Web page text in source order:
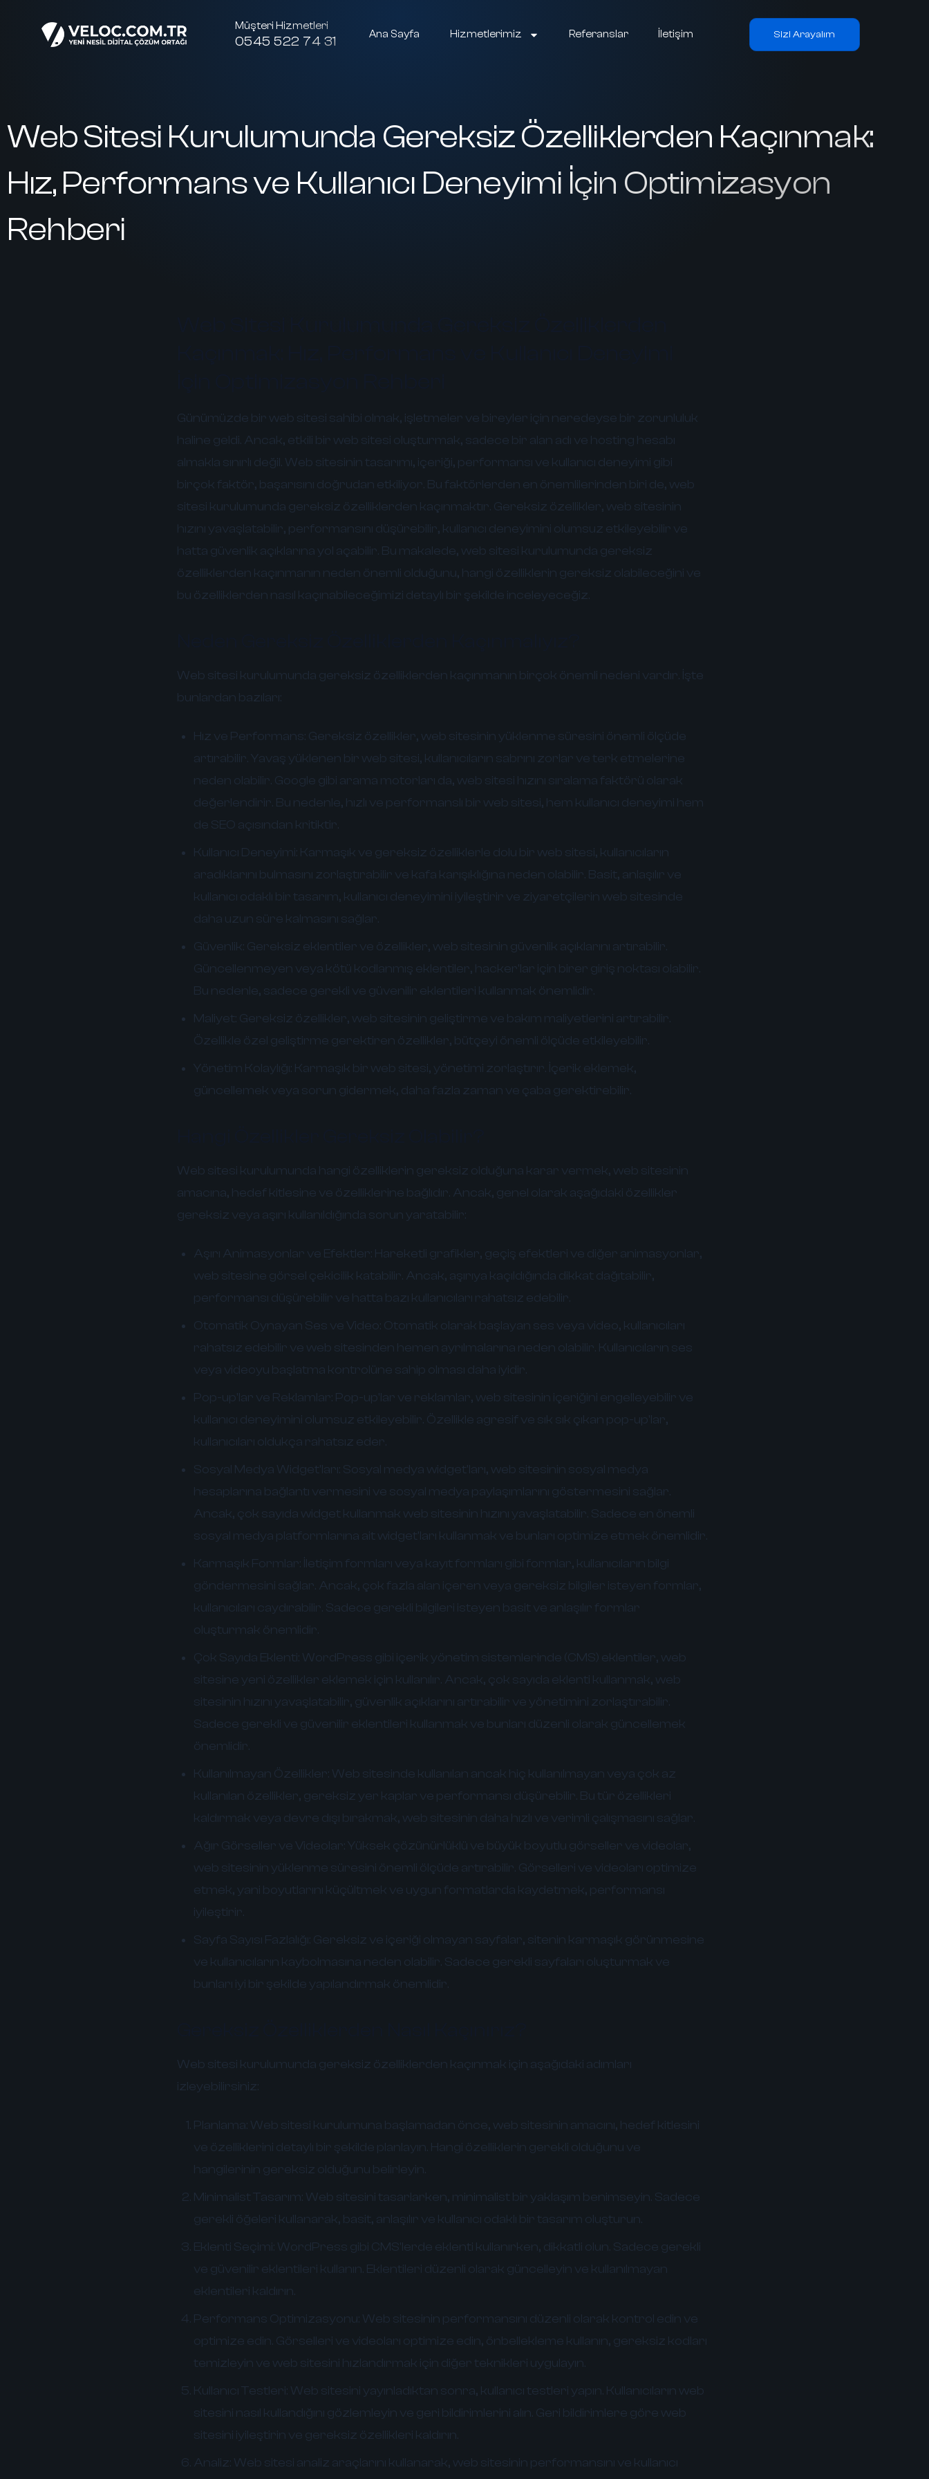
Müşteri Hizmetleri
0545 522 74 31 Ana Sayfa Hizmetlerimiz Referanslar İletişim Sizi Arayalım
Web Sitesi Kurulumunda Gereksiz Özelliklerden Kaçınmak:
Hız, Performans ve Kullanıcı Deneyimi İçin Optimizasyon
Rehberi
Günümüzde bir web sitesi sahibi olmak, işletmeler ve bireyler için neredeyse bir zorunluluk
haline geldi. Ancak, etkili bir web sitesi oluşturmak, sadece bir alan adı ve hosting hesabı
almakla sınırlı değil. Web sitesinin tasarımı, içeriği, performansı ve kullanıcı deneyimi gibi
birçok faktör, başarısını doğrudan etkiliyor. Bu faktörlerden en önemlilerinden biri de, web
sitesi kurulumunda gereksiz özelliklerden kaçınmaktır. Gereksiz özellikler, web sitesinin
hızını yavaşlatabilir, performansını düşürebilir, kullanıcı deneyimini olumsuz etkileyebilir ve
hatta güvenlik açıklarına yol açabilir. Bu makalede, web sitesi kurulumunda gereksiz
özelliklerden kaçınmanın neden önemli olduğunu, hangi özelliklerin gereksiz olabileceğini ve
bu özelliklerden nasıl kaçınabileceğimizi detaylı bir şekilde inceleyeceğiz.
Web sitesi kurulumunda gereksiz özelliklerden kaçınmanın birçok önemli nedeni vardır. İşte
bunlardan bazıları:
Hız ve Performans: Gereksiz özellikler, web sitesinin yüklenme süresini önemli ölçüde
artırabilir. Yavaş yüklenen bir web sitesi, kullanıcıların sabrını zorlar ve terk etmelerine
neden olabilir. Google gibi arama motorları da, web sitesi hızını sıralama faktörü olarak
değerlendirir. Bu nedenle, hızlı ve performanslı bir web sitesi, hem kullanıcı deneyimi hem
de SEO açısından kritiktir.
Kullanıcı Deneyimi: Karmaşık ve gereksiz özelliklerle dolu bir web sitesi, kullanıcıların
aradıklarını bulmasını zorlaştırabilir ve kafa karışıklığına neden olabilir. Basit, anlaşılır ve
kullanıcı odaklı bir tasarım, kullanıcı deneyimini iyileştirir ve ziyaretçilerin web sitesinde
daha uzun süre kalmasını sağlar.
Güvenlik: Gereksiz eklentiler ve özellikler, web sitesinin güvenlik açıklarını artırabilir.
Güncellenmeyen veya kötü kodlanmış eklentiler, hacker'lar için birer giriş noktası olabilir.
Bu nedenle, sadece gerekli ve güvenilir eklentileri kullanmak önemlidir.
Maliyet: Gereksiz özellikler, web sitesinin geliştirme ve bakım maliyetlerini artırabilir.
Özellikle özel geliştirme gerektiren özellikler, bütçeyi önemli ölçüde etkileyebilir.
Yönetim Kolaylığı: Karmaşık bir web sitesi, yönetimi zorlaştırır. İçerik eklemek,
güncellemek veya sorun gidermek, daha fazla zaman ve çaba gerektirebilir.
Web sitesi kurulumunda hangi özelliklerin gereksiz olduğuna karar vermek, web sitesinin
amacına, hedef kitlesine ve özelliklerine bağlıdır. Ancak, genel olarak aşağıdaki özellikler
gereksiz veya aşırı kullanıldığında sorun yaratabilir:
Aşırı Animasyonlar ve Efektler: Hareketli grafikler, geçiş efektleri ve diğer animasyonlar,
web sitesine görsel çekicilik katabilir. Ancak, aşırıya kaçıldığında dikkat dağıtabilir,
performansı düşürebilir ve hatta bazı kullanıcıları rahatsız edebilir.
Otomatik Oynayan Ses ve Video: Otomatik olarak başlayan ses veya video, kullanıcıları
rahatsız edebilir ve web sitesinden hemen ayrılmalarına neden olabilir. Kullanıcıların ses
veya videoyu başlatma kontrolüne sahip olması daha iyidir.
Pop-up'lar ve Reklamlar: Pop-up'lar ve reklamlar, web sitesinin içeriğini engelleyebilir ve
kullanıcı deneyimini olumsuz etkileyebilir. Özellikle agresif ve sık sık çıkan pop-up'lar,
kullanıcıları oldukça rahatsız eder.
Sosyal Medya Widget'ları: Sosyal medya widget'ları, web sitesinin sosyal medya
hesaplarına bağlantı vermesini ve sosyal medya paylaşımlarını göstermesini sağlar.
Ancak, çok sayıda widget kullanmak web sitesinin hızını yavaşlatabilir. Sadece en önemli
sosyal medya platformlarına ait widget'ları kullanmak ve bunları optimize etmek önemlidir.
Karmaşık Formlar: İletişim formları veya kayıt formları gibi formlar, kullanıcıların bilgi
göndermesini sağlar. Ancak, çok fazla alan içeren veya gereksiz bilgiler isteyen formlar,
kullanıcıları caydırabilir. Sadece gerekli bilgileri isteyen basit ve anlaşılır formlar
oluşturmak önemlidir.
Çok Sayıda Eklenti: WordPress gibi içerik yönetim sistemlerinde (CMS) eklentiler, web
sitesine yeni özellikler eklemek için kullanılır. Ancak, çok sayıda eklenti kullanmak, web
sitesinin hızını yavaşlatabilir, güvenlik açıklarını artırabilir ve yönetimini zorlaştırabilir.
Sadece gerekli ve güvenilir eklentileri kullanmak ve bunları düzenli olarak güncellemek
önemlidir.
Kullanılmayan Özellikler: Web sitesinde kullanılan ancak hiç kullanılmayan veya çok az
kullanılan özellikler, gereksiz yer kaplar ve performansı düşürebilir. Bu tür özellikleri
kaldırmak veya devre dışı bırakmak, web sitesinin daha hızlı ve verimli çalışmasını sağlar.
Ağır Görseller ve Videolar:Yüksek çözünürlüklü ve büyük boyutlu görseller ve videolar,
web sitesinin yüklenme süresini önemli ölçüde artırabilir. Görselleri ve videoları optimize
etmek, yani boyutlarını küçültmek ve uygun formatlarda kaydetmek, performansı
iyileştirir.
Sayfa Sayısı Fazlalığı: Gereksiz ve içeriği olmayan sayfalar, sitenin karmaşık görünmesine
ve kullanıcıların kaybolmasına neden olabilir. Sadece gerekli sayfaları oluşturmak ve
bunları iyi bir şekilde yapılandırmak önemlidir.
Web sitesi kurulumunda gereksiz özelliklerden kaçınmak için aşağıdaki adımları
izleyebilirsiniz:
Planlama: Web sitesi kurulumuna başlamadan önce, web sitesinin amacını, hedef kitlesini
ve özelliklerini detaylı bir şekilde planlayın. Hangi özelliklerin gerekli olduğunu ve
hangilerinin gereksiz olduğunu belirleyin.
Minimalist Tasarım: Web sitesini tasarlarken, minimalist bir yaklaşım benimseyin. Sadece
gerekli öğeleri kullanarak, basit, anlaşılır ve kullanıcı odaklı bir tasarım oluşturun.
Eklenti Seçimi: WordPress gibi CMS'lerde eklenti kullanırken, dikkatli olun. Sadece gerekli
ve güvenilir eklentileri kullanın. Eklentileri düzenli olarak güncelleyin ve kullanılmayan
eklentileri kaldırın.
Performans Optimizasyonu: Web sitesinin performansını düzenli olarak kontrol edin ve
optimize edin. Görselleri ve videoları optimize edin, önbellekleme kullanın, gereksiz kodları
temizleyin ve web sitesini hızlandırmak için diğer teknikleri uygulayın.
Kullanıcı Testleri: Web sitesini yayınladıktan sonra, kullanıcı testleri yapın. Kullanıcıların web
sitesini nasıl kullandığını gözlemleyin ve geri bildirimlerini alın. Geri bildirimlere göre web
sitesini iyileştirin ve gereksiz özellikleri kaldırın.
Analiz: Web sitesi analiz araçlarını kullanarak, web sitesinin performansını ve kullanıcı